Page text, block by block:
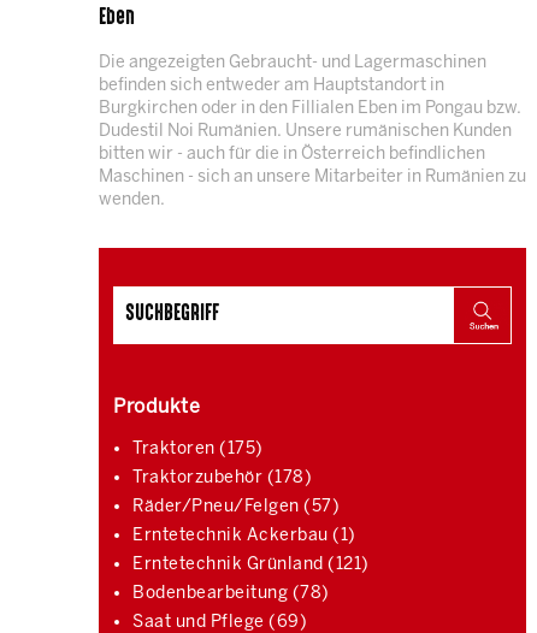
Eben
Die angezeigten Gebraucht- und Lagermaschinen
befinden sich entweder am Hauptstandort in
Burgkirchen oder in den Fillialen Eben im Pongau bzw.
Dudestil Noi Rumänien. Unsere rumänischen Kunden
bitten wir - auch für die in Österreich befindlichen
Maschinen - sich an unsere Mitarbeiter in Rumänien zu
wenden.
Produkte
Traktoren (175)
Traktorzubehör (178)
Räder/Pneu/Felgen (57)
Erntetechnik Ackerbau (1)
Erntetechnik Grünland (121)
Bodenbearbeitung (78)
Saat und Pflege (69)